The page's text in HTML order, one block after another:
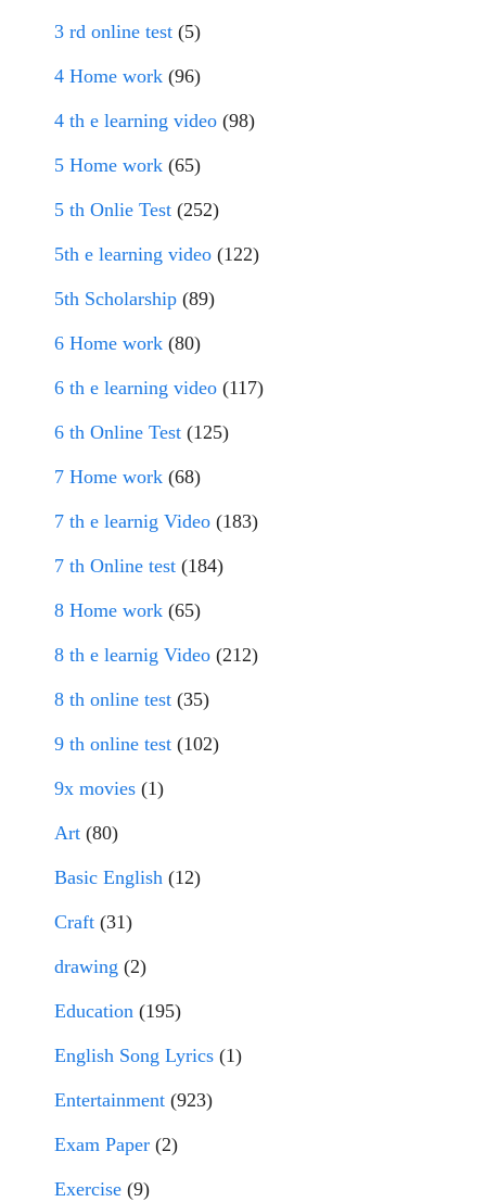
3 rd online test (5)
4 Home work (96)
4 th e learning video (98)
5 Home work (65)
5 th Onlie Test (252)
5th e learning video (122)
5th Scholarship (89)
6 Home work (80)
6 th e learning video (117)
6 th Online Test (125)
7 Home work (68)
7 th e learnig Video (183)
7 th Online test (184)
8 Home work (65)
8 th e learnig Video (212)
8 th online test (35)
9 th online test (102)
9x movies (1)
Art (80)
Basic English (12)
Craft (31)
drawing (2)
Education (195)
English Song Lyrics (1)
Entertainment (923)
Exam Paper (2)
Exercise (9)